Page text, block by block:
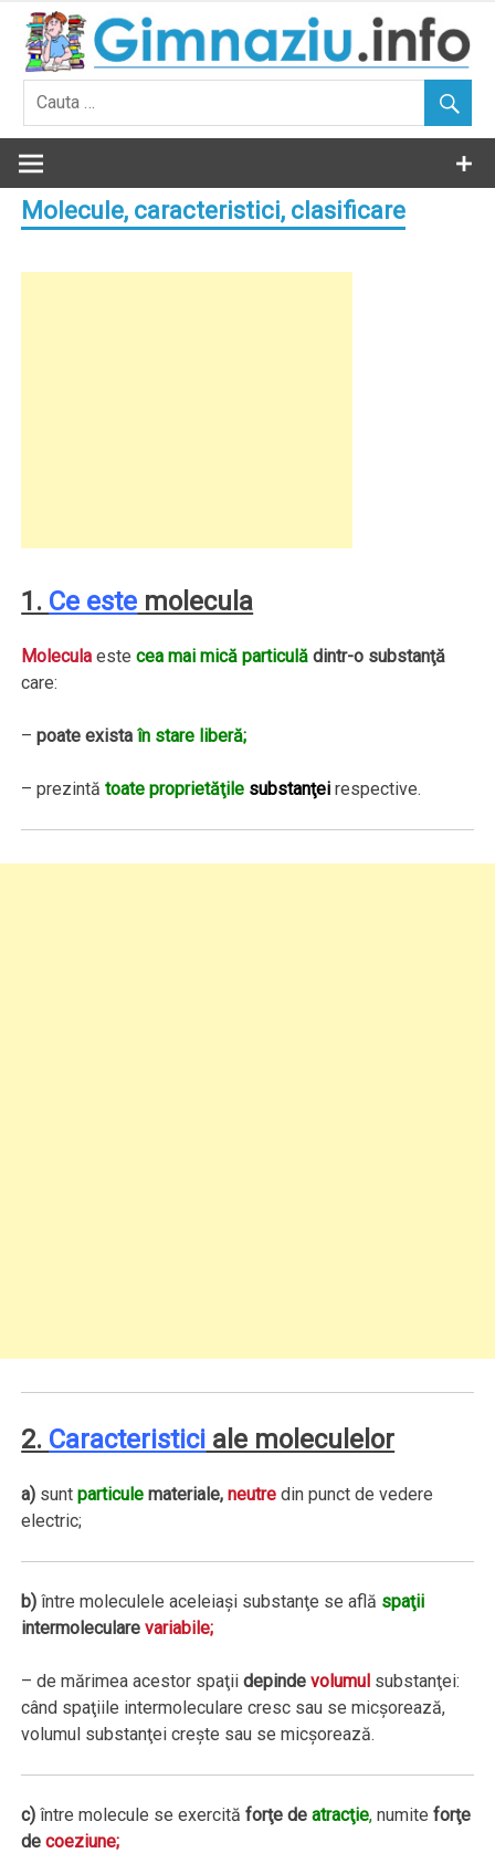
Skip
content
Molecule, caracteristici, clasificare
1. Ce este molecula
Molecula estecea mai mică particulă dintr-o substanţă
care:
–poate existaîn stare liberă;
– prezintătoate proprietăţile substanţei respective.
2. Caracteristici ale moleculelor
a) suntparticule materiale,neutre din punct de vedere
electric;
b) între moleculele aceleiaşi substanţe se află spaţii
intermolecularevariabile;
– de mărimea acestor spaţiidepindevolumul substanţei:
când spaţiile intermoleculare cresc sau se micşorează,
volumul substanţei creşte sau se micşorează.
c) între molecule se exercităforţe deatracţie, numiteforţe
decoeziune;